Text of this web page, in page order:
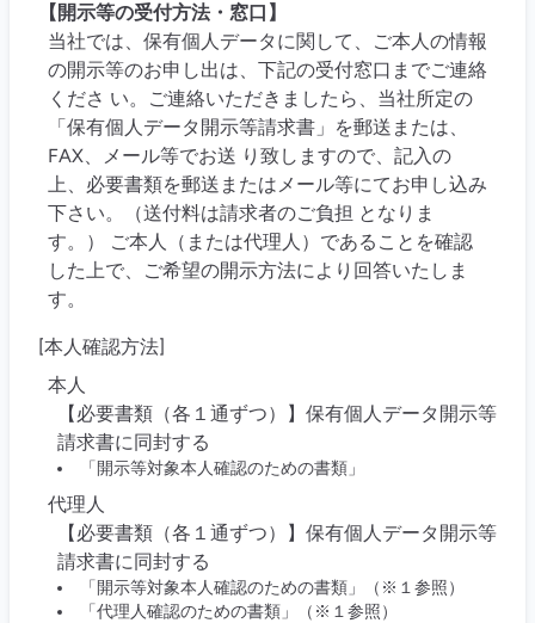
【開示等の受付方法・窓口】
当社では、保有個人データに関して、ご本人の情報
の開示等のお申し出は、下記の受付窓口までご連絡
くださ い。ご連絡いただきましたら、当社所定の
「保有個人データ開示等請求書」を郵送または、
FAX、メール等でお送 り致しますので、記入の
上、必要書類を郵送またはメール等にてお申し込み
下さい。（送付料は請求者のご負担 となりま
す。） ご本人（または代理人）であることを確認
した上で、ご希望の開示方法により回答いたしま
す。
[本人確認方法]
本人
【必要書類（各１通ずつ）】保有個人データ開示等
請求書に同封する
「開示等対象本人確認のための書類」
代理人
【必要書類（各１通ずつ）】保有個人データ開示等
請求書に同封する
「開示等対象本人確認のための書類」（※１参照）
「代理人確認のための書類」（※１参照）